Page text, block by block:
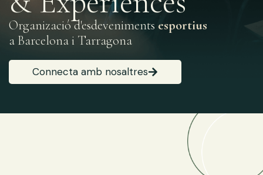
Organizació d'esdeveniments esportius
a Barcelona i Tarragona
Connecta amb nosaltres